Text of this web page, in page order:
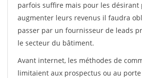
parfois suffire mais pour les désirant
augmenter leurs revenus il faudra
passer par un fournisseur de leads
le secteur du bâtiment.
Avant internet, les méthodes de
limitaient aux prospectus ou au porte